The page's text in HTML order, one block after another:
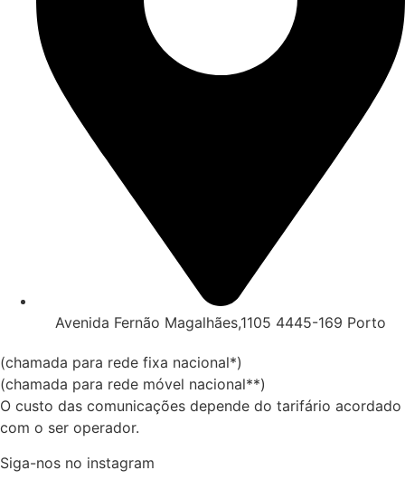
Avenida Fernão Magalhães,1105 4445-169 Porto
(chamada para rede fixa nacional*)
(chamada para rede móvel nacional**)
O custo das comunicações depende do tarifário acordado
com o ser operador.
Siga-nos no instagram